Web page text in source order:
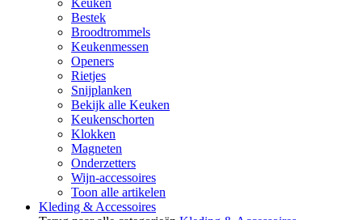
Keuken
Bestek
Broodtrommels
Keukenmessen
Openers
Rietjes
Snijplanken
Bekijk alle Keuken
Keukenschorten
Klokken
Magneten
Onderzetters
Wijn-accessoires
Toon alle artikelen
Kleding & Accessoires